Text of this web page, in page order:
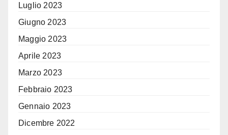
Luglio 2023
Giugno 2023
Maggio 2023
Aprile 2023
Marzo 2023
Febbraio 2023
Gennaio 2023
Dicembre 2022